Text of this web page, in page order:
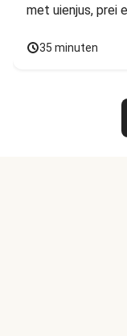
met uienjus, prei
35 minuten